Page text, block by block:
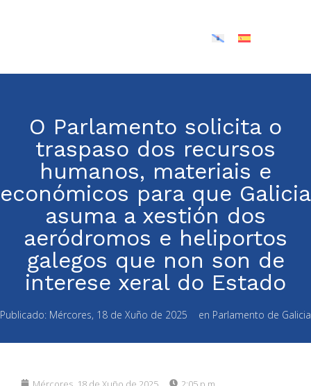
O Parlamento solicita o
traspaso dos recursos
humanos, materiais e
económicos para que Galicia
asuma a xestión dos
aeródromos e heliportos
galegos que non son de
interese xeral do Estado
Publicado: Mércores, 18 de Xuño de 2025 en Parlamento de Galicia